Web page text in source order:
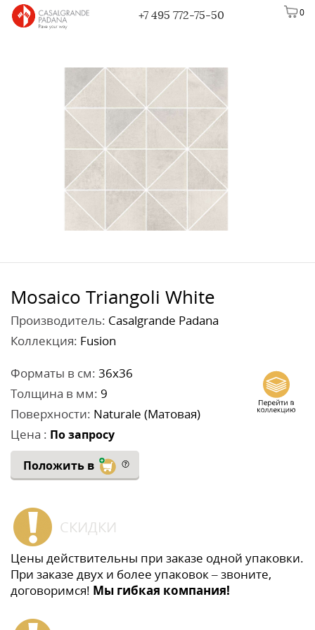
0
+7 495 772-75-50
Mosaico Triangoli White
Производитель: Casalgrande Padana
Коллекция: Fusion
Форматы в см: 36x36
Толщина в мм: 9
Поверхности: Naturale (Матовая)
Цена : По запросу
Положить в
СКИДКИ
Цены действительны при заказе одной упаковки.
При заказе двух и более упаковок – звоните,
договоримся! Мы гибкая компания!